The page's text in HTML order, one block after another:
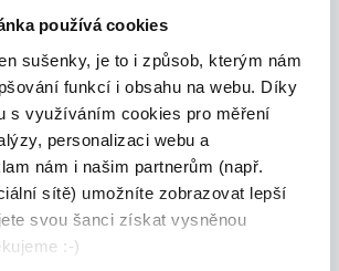
používá cookies
sušenky, je to i způsob, kterým nám
funkcí i obsahu na webu. Díky
s využíváním cookies pro měření
personalizaci webu a
nám i našim partnerům (např.
sítě) umožníte zobrazovat lepší
svou šanci získat vysněnou
:-)
s VZV - Picker/ka
směny ️nás...
Práce se čtečkou Práce s
(Dobrá práce)